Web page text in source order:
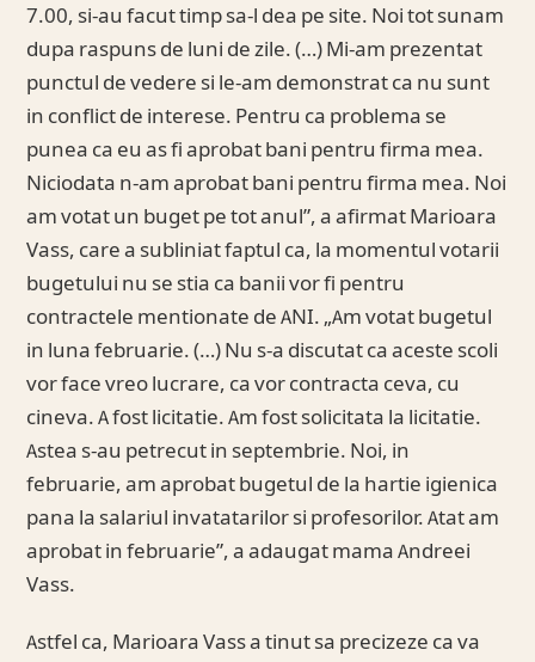
7.00, si-au facut timp sa-l dea pe site. Noi tot sunam
dupa raspuns de luni de zile. (…) Mi-am prezentat
punctul de vedere si le-am demonstrat ca nu sunt
in conflict de interese. Pentru ca problema se
punea ca eu as fi aprobat bani pentru firma mea.
Niciodata n-am aprobat bani pentru firma mea. Noi
am votat un buget pe tot anul”, a afirmat Marioara
Vass, care a subliniat faptul ca, la momentul votarii
bugetului nu se stia ca banii vor fi pentru
contractele mentionate de ANI. „Am votat bugetul
in luna februarie. (…) Nu s-a discutat ca aceste scoli
vor face vreo lucrare, ca vor contracta ceva, cu
cineva. A fost licitatie. Am fost solicitata la licitatie.
Astea s-au petrecut in septembrie. Noi, in
februarie, am aprobat bugetul de la hartie igienica
pana la salariul invatatarilor si profesorilor. Atat am
aprobat in februarie”, a adaugat mama Andreei
Vass.
Astfel ca, Marioara Vass a tinut sa precizeze ca va